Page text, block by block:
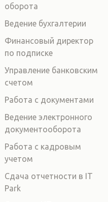
оборота
Ведение бухгалтерии
Финансовый директор
по подписке
Управление банковским
счетом
Работа с документами
Ведение электронного
документооборота
Работа с кадровым
учетом
Сдача отчетности в IT
Park